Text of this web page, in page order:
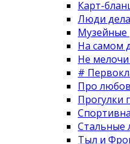
Карт-
Люди дела
Музейные
На самом
Не
#
Про
Прогулки
Стальные
Тыл и